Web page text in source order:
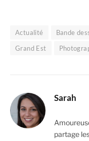
Actualité Bande
Grand Est
Sarah
partage